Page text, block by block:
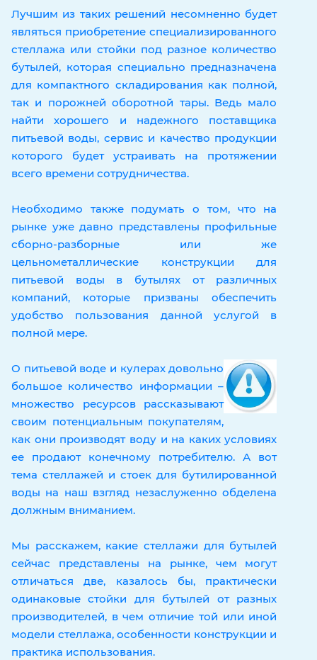
Лучшим из таких решений несомненно будет
являться приобретение специализированного
стеллажа или стойки под разное количество
бутылей, которая специально предназначена
для компактного складирования как полной,
так и порожней оборотной тары. Ведь мало
найти хорошего и надежного поставщика
питьевой воды, сервис и качество продукции
которого будет устраивать на протяжении
всего времени сотрудничества.
Необходимо также подумать о том, что на
рынке уже давно представлены профильные
сборно-разборные или же
цельнометаллические конструкции для
питьевой воды в бутылях от различных
компаний, которые призваны обеспечить
удобство пользования данной услугой в
полной мере.
О питьевой воде и кулерах довольно
большое количество информации –
множество ресурсов рассказывают
своим потенциальным покупателям,
как они производят воду и на каких условиях
ее продают конечному потребителю. А вот
тема стеллажей и стоек для бутилированной
воды на наш взгляд незаслуженно обделена
должным вниманием.
Мы расскажем, какие стеллажи для бутылей
сейчас представлены на рынке, чем могут
отличаться две, казалось бы, практически
одинаковые стойки для бутылей от разных
производителей, в чем отличие той или иной
модели стеллажа, особенности конструкции и
практика использования.